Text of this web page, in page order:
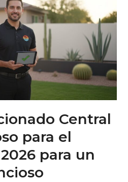
Central
para el
para un